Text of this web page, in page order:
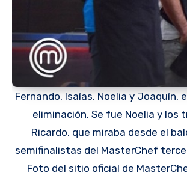
Fernando, Isaías, Noelia y Joaquín,
eliminación. Se fue Noelia y los
Ricardo, que miraba desde el
semifinalistas del MasterChef
Foto del sitio oficial de